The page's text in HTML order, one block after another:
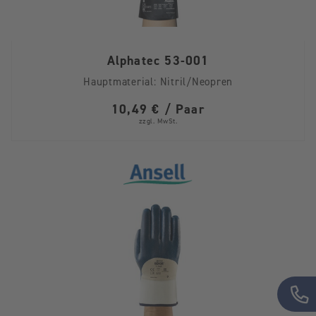
Alphatec 53-001
Hauptmaterial: Nitril/Neopren
10,49 € / Paar
zzgl. MwSt.